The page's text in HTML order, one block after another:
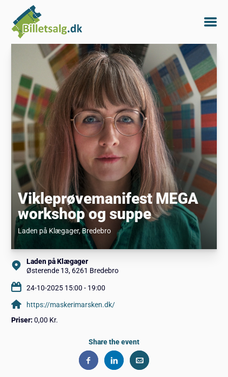
Vikleprøvemanifest MEGA
workshop og suppe
Laden på Klægager, Bredebro
Laden på Klægager
Østerende 13, 6261 Bredebro
24-10-2025 15:00 - 19:00
https://maskerimarsken.dk/
Priser: 0,00 Kr.
Share the event